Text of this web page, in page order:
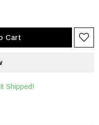
Shipped!